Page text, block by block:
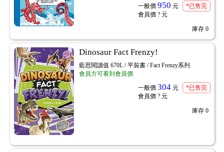
一般價 950 元
會員價? 元
*已售完
庫存 0
Dinosaur Fact Frenzy!
藍思閱讀值 670L / 平裝書 / Fact Frenzy系列
會員方可看到會員價
一般價 304元
會員價? 元
*已售完
庫存 0